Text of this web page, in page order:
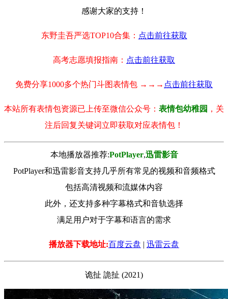
感谢大家的支持！
东野圭吾严选TOP10合集： 点击前往获取
高考志愿填报指南： 点击前往获取
免费分享1000多个热门斗图表情包 →→→ 点击前往获取
本站所有表情包资源已上传至微信公众号： 表情包幼稚园 ，关
注后回复关键词立即获取对应表情包！
本地播放器推荐:РotРlayer,迅雷影音
PotPlayer和迅雷影音支持几乎所有常见的视频和音频格式
包括高清视频和流媒体内容
此外，还支持多种字幕格式和音轨选择
满足用户对于字幕和语言的需求
播放器下载地址:百度云盘 | 迅雷云盘
诡扯 詭扯 (2021)